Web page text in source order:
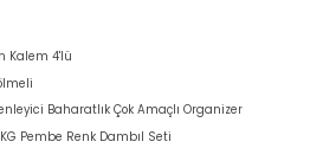
Kalem 4'lü
Baharatlık Çok Amaçlı Organizer
Pembe Renk Dambıl Seti